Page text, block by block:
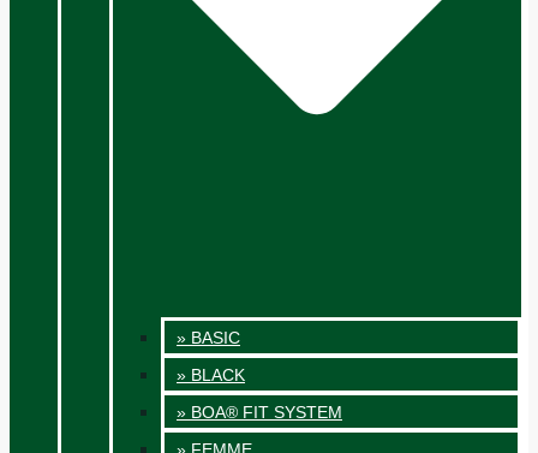
» BASIC
» BLACK
» BOA® FIT SYSTEM